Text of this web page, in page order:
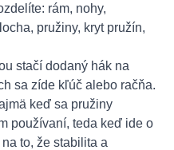
rám, nohy,
pružiny, kryt pružín,
stačí dodaný hák na
sa zíde kľúč alebo račňa.
keď sa pružiny
používaní, teda keď ide o
to, že stabilita a